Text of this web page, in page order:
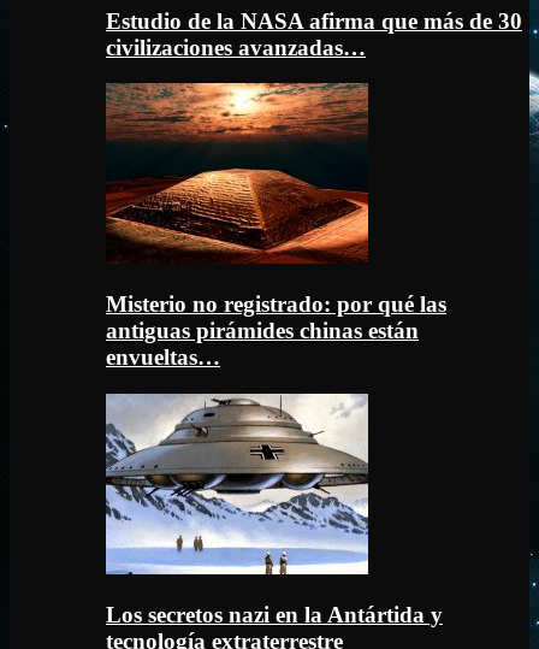
Estudio de la NASA afirma que más de 30
civilizaciones avanzadas…
Misterio no registrado: por qué las
antiguas pirámides chinas están
envueltas…
Los secretos nazi en la Antártida y
tecnología extraterrestre